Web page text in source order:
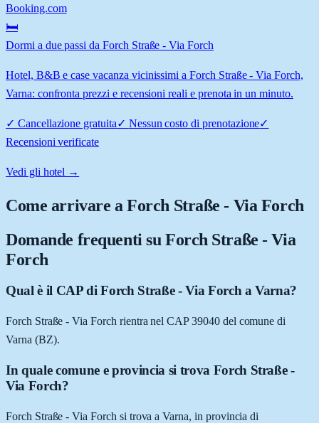
Booking.com
🛏️
Dormi a due passi da Forch Straße - Via Forch
Hotel, B&B e case vacanza vicinissimi a Forch Straße - Via Forch,
Varna: confronta prezzi e recensioni reali e prenota in un minuto.
✓ Cancellazione gratuita✓ Nessun costo di prenotazione✓
Recensioni verificate
Vedi gli hotel →
Come arrivare aForch Straße - Via Forch
Domande frequenti su Forch Straße - Via
Forch
Qual è il CAP di Forch Straße - Via Forch a Varna?
Forch Straße - Via Forch rientra nel CAP 39040 del comune di
Varna (BZ).
In quale comune e provincia si trova Forch Straße -
Via Forch?
Forch Straße - Via Forch si trova a Varna, in provincia di